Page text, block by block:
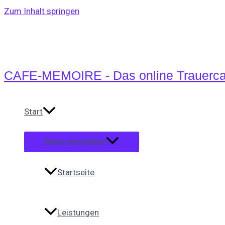
Zum Inhalt springen
CAFE-MEMOIRE - Das online
Start
Menü umschalten
Startseite
Leistungen